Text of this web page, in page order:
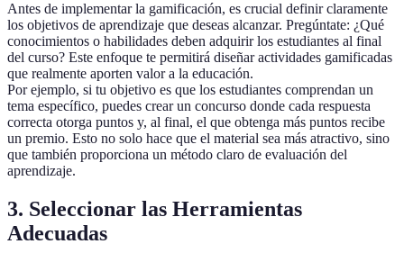
Antes de implementar la gamificación, es crucial definir claramente
los objetivos de aprendizaje que deseas alcanzar. Pregúntate: ¿Qué
conocimientos o habilidades deben adquirir los estudiantes al final
del curso? Este enfoque te permitirá diseñar actividades gamificadas
que realmente aporten valor a la educación.
Por ejemplo, si tu objetivo es que los estudiantes comprendan un
tema específico, puedes crear un concurso donde cada respuesta
correcta otorga puntos y, al final, el que obtenga más puntos recibe
un premio. Esto no solo hace que el material sea más atractivo, sino
que también proporciona un método claro de evaluación del
aprendizaje.
3. Seleccionar las Herramientas
Adecuadas